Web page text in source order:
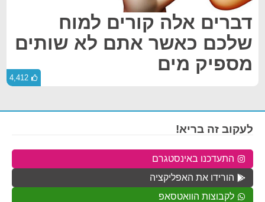
דברים אלה קורים למוח
שלכם כאשר אתם לא שותים
מספיק מים
4,412
לעקוב זה בריא!
התעדכנו באינסטגרם
הורידו את האפליקציה
לקבוצות הוואטסאפ